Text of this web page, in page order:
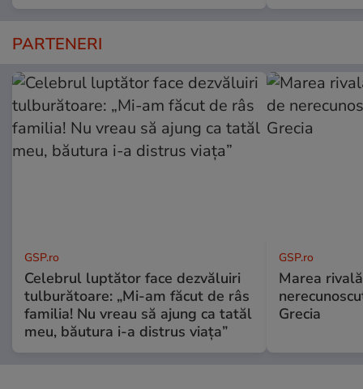
PARTENERI
GSP.ro
Celebrul luptător face dezvăluiri
tulburătoare: „Mi-am făcut de râs
familia! Nu vreau să ajung ca tatăl
meu, băutura i-a distrus viața”
GSP.ro
Marea
Grecia